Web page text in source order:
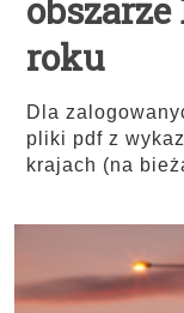
roku
Dla
pliki pdf z
krajach (na